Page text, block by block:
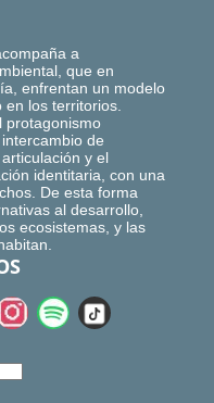
a
que en
enfrentan un modelo
en los territorios.
protagonismo
de
y el
identitaria, con una
De esta forma
al desarrollo,
ecosistemas, y las